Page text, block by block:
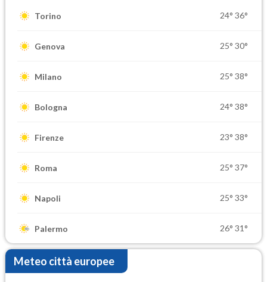
Torino 24° 36°
Genova 25° 30°
Milano 25° 38°
Bologna 24° 38°
Firenze 23° 38°
Roma 25° 37°
Napoli 25° 33°
Palermo 26° 31°
Meteo città europee